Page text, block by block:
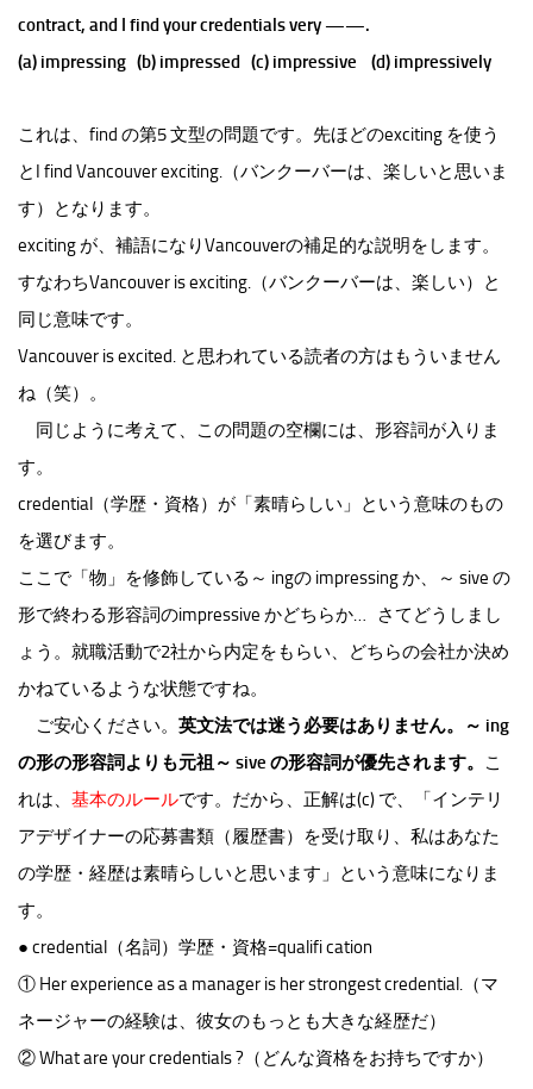
contract, and I find your credentials very ——.
(a) impressing (b) impressed (c) impressive (d) impressively
これは、find の第5 文型の問題です。先ほどのexciting を使う
とI find Vancouver exciting.（バンクーバーは、楽しいと思いま
す）となります。
exciting が、補語になりVancouverの補足的な説明をします。
すなわちVancouver is exciting.（バンクーバーは、楽しい）と
同じ意味です。
Vancouver is excited. と思われている読者の方はもういません
ね（笑）。
同じように考えて、この問題の空欄には、形容詞が入りま
す。
credential（学歴・資格）が「素晴らしい」という意味のもの
を選びます。
ここで「物」を修飾している～ ingの impressing か、～ sive の
形で終わる形容詞のimpressive かどちらか… さてどうしまし
ょう。就職活動で2社から内定をもらい、どちらの会社か決め
かねているような状態ですね。
ご安心ください。 英文法では迷う必要はありません。～ ing
の形の形容詞よりも元祖～ sive の形容詞が優先されます。
こ
れは、 基本のルールです。だから、正解は(c) で、「インテリ
アデザイナーの応募書類（履歴書）を受け取り、私はあなた
の学歴・経歴は素晴らしいと思います」という意味になりま
す。
● credential（名詞）学歴・資格=qualifi cation
① Her experience as a manager is her strongest credential.（マ
ネージャーの経験は、彼女のもっとも大きな経歴だ）
② What are your credentials ?（どんな資格をお持ちですか）